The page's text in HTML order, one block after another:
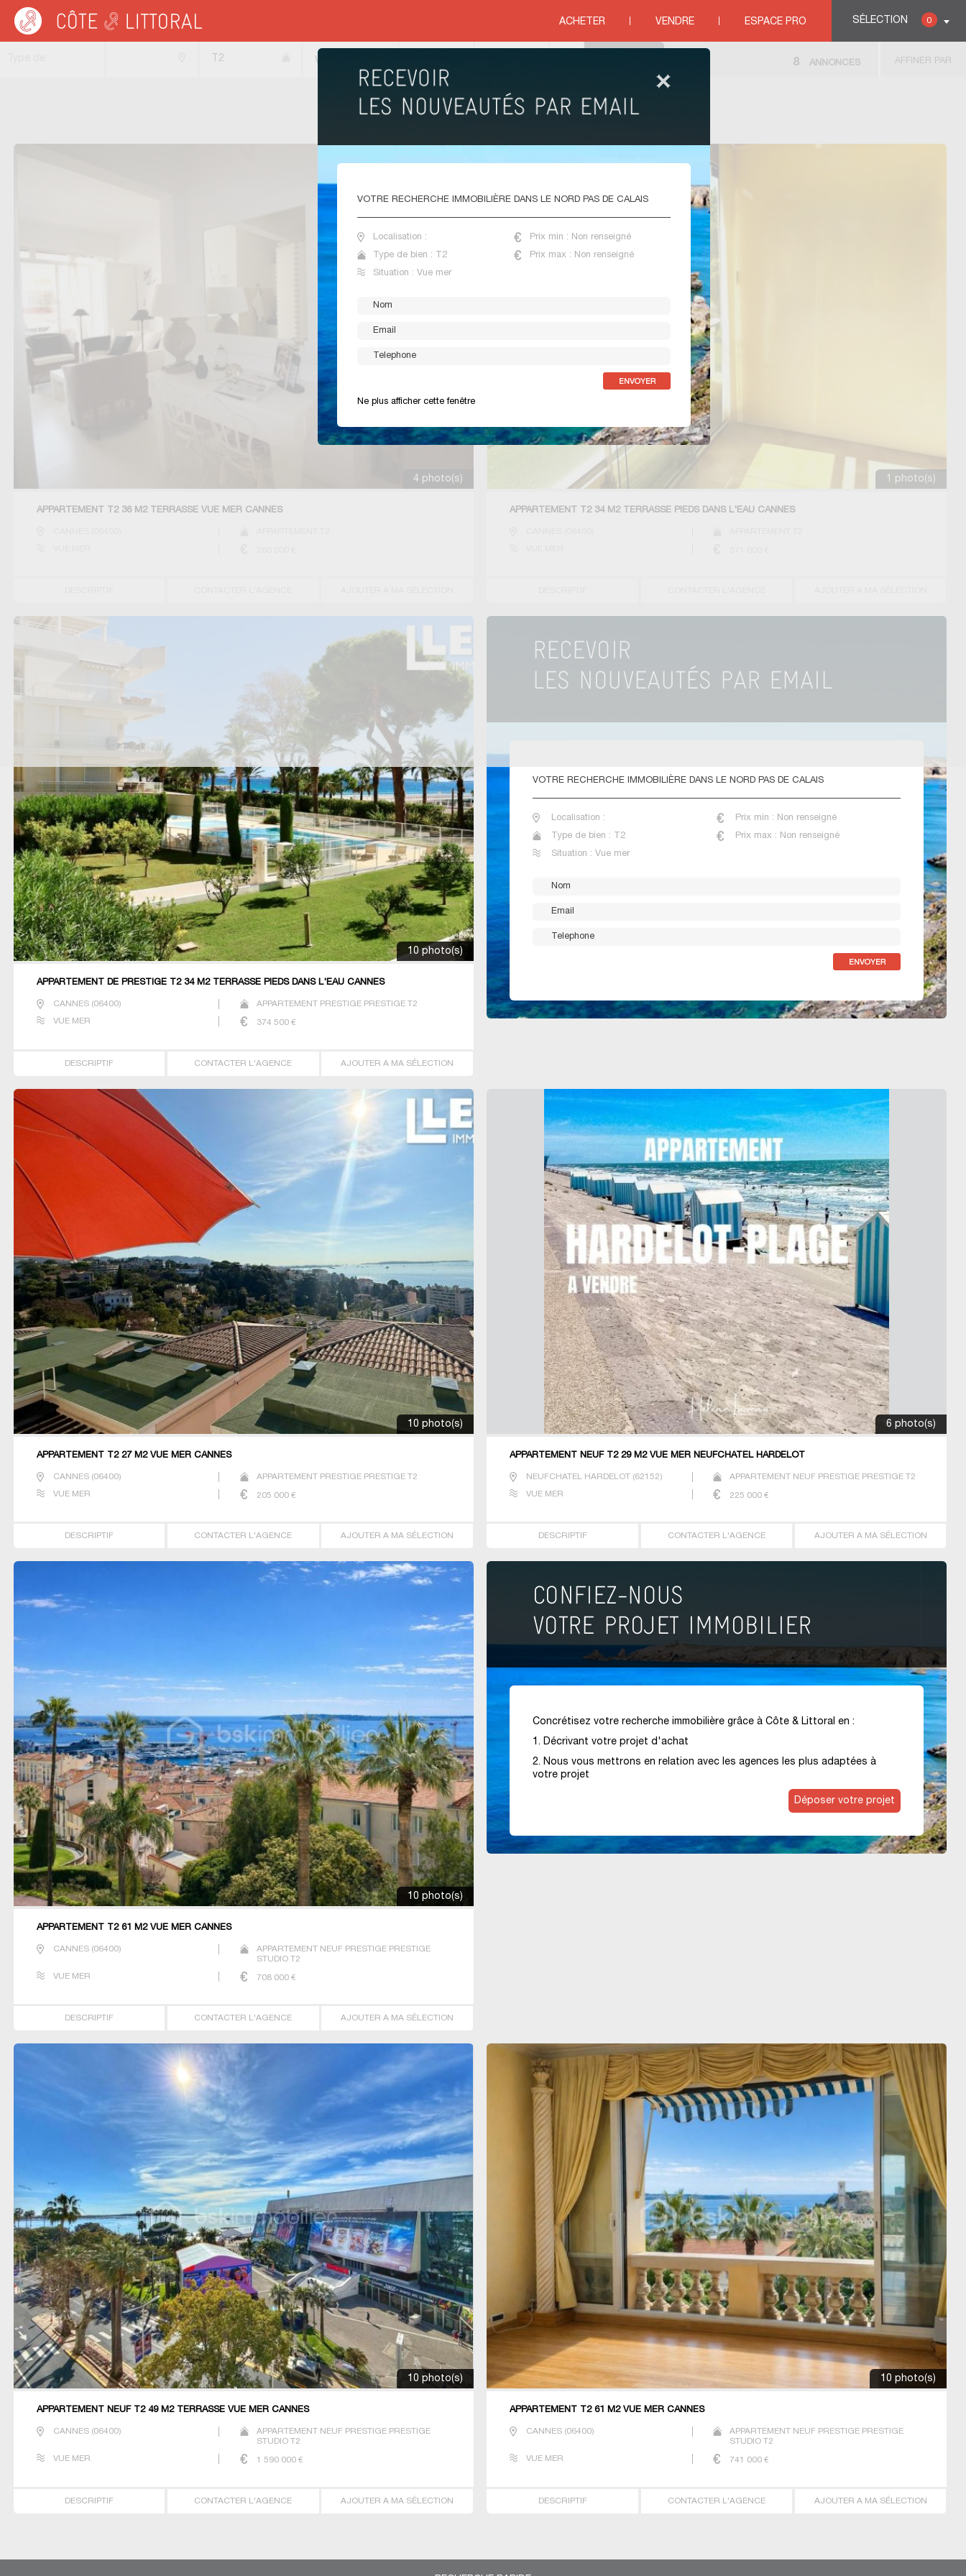
SÉLECTION 0
ACHETER VENDRE ESPACE PRO
Côte & Littoral > immobilier vue mer>Appartements vue mer
VENTE APPARTEMENTS 2 PIECES VUE MER NORD
PAS DE CALAIS
4 photo(s)
APPARTEMENT T2 36 M2 TERRASSE VUE MER CANNES
1 photo(s)
APPARTEMENT T2 34 M2 TERRASSE PIEDS DANS L'EAU CANNES
10 photo(s)
APPARTEMENT DE PRESTIGE T2 34 M2 TERRASSE PIEDS DANS L'EAU CANNES
CANNES(06400) APPARTEMENT PRESTIGE PRESTIGE T2
VUE MER 374 500€
DESCRIPTIF CONTACTER L'AGENCE AJOUTER A MA SÉLECTION
VOTRE RECHERCHE IMMOBILIÈRE DANS LE NORD PAS DE CALAIS
Localisation : Prix min : Non renseigné
Type de bien : T2 Prix max : Non renseigné
Situation : Vue mer
10 photo(s)
APPARTEMENT T2 27 M2 VUE MER CANNES
CANNES(06400) APPARTEMENT PRESTIGE PRESTIGE T2
VUE MER 205 000€
DESCRIPTIF CONTACTER L'AGENCE AJOUTER A MA SÉLECTION
6 photo(s)
APPARTEMENT NEUF T2 29 M2 VUE MER NEUFCHATEL HARDELOT
NEUFCHATEL HARDELOT (62152) APPARTEMENT NEUF PRESTIGE PRESTIGE T2
VUE MER 225 000 €
DESCRIPTIF CONTACTER L'AGENCE AJOUTER A MA SÉLECTION
10 photo(s)
APPARTEMENT T2 61 M2 VUE MER CANNES
CANNES(06400)
APPARTEMENT NEUF PRESTIGE PRESTIGE
STUDIO T2
VUE MER 708 000€
DESCRIPTIF CONTACTER L'AGENCE AJOUTER A MA SÉLECTION
Concrétisez votre recherche immobilière grâce à Côte & Littoral en :
1. Décrivant votre projet d'achat
2. Nous vous mettrons en relation avec les agences les plus adaptées à
votre projet
Déposer votre projet
10 photo(s)
APPARTEMENT NEUF T2 49 M2 TERRASSE VUE MER CANNES
CANNES(06400)
APPARTEMENT NEUF PRESTIGE PRESTIGE
STUDIO T2
VUE MER 1 590 000€
DESCRIPTIF CONTACTER L'AGENCE AJOUTER A MA SÉLECTION
10 photo(s)
APPARTEMENT T2 61 M2 VUE MER CANNES
CANNES (06400)
APPARTEMENT NEUF PRESTIGE PRESTIGE
STUDIO T2
VUE MER 741 000 €
DESCRIPTIF CONTACTER L'AGENCE AJOUTER A MA SÉLECTION
T2 Vue mer AFFINER PAR
8 ANNONCES
VOTRE RECHERCHE IMMOBILIÈRE DANS LE NORD PAS DE CALAIS
Localisation : Prix min : Non renseigné
Type de bien : T2 Prix max : Non renseigné
Situation : Vue mer
Ne plus afficher cette fenêtre